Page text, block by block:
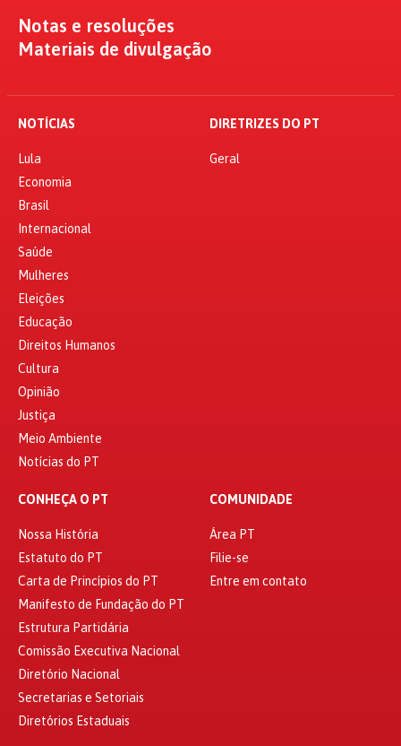
Notas e resoluções
Materiais de divulgação
NOTÍCIAS
Lula
Economia
Brasil
Internacional
Saúde
Mulheres
Eleições
Educação
Direitos Humanos
Cultura
Opinião
Justiça
Meio Ambiente
Notícias do PT
DIRETRIZES DO PT
Geral
CONHEÇA O PT
Nossa História
Estatuto do PT
Carta de Princípios do PT
Manifesto de Fundação do PT
Estrutura Partidária
Comissão Executiva Nacional
Diretório Nacional
Secretarias e Setoriais
Diretórios Estaduais
COMUNIDADE
Área PT
Filie-se
Entre em contato